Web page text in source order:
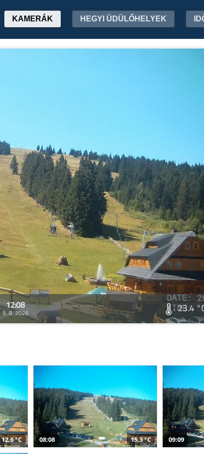
KAMERÁK HEGYI ÜDÜLŐHELYEK
12:08
9. 8. 2026 23.4
12,6 °C 08:08 15,3 °C 09:09